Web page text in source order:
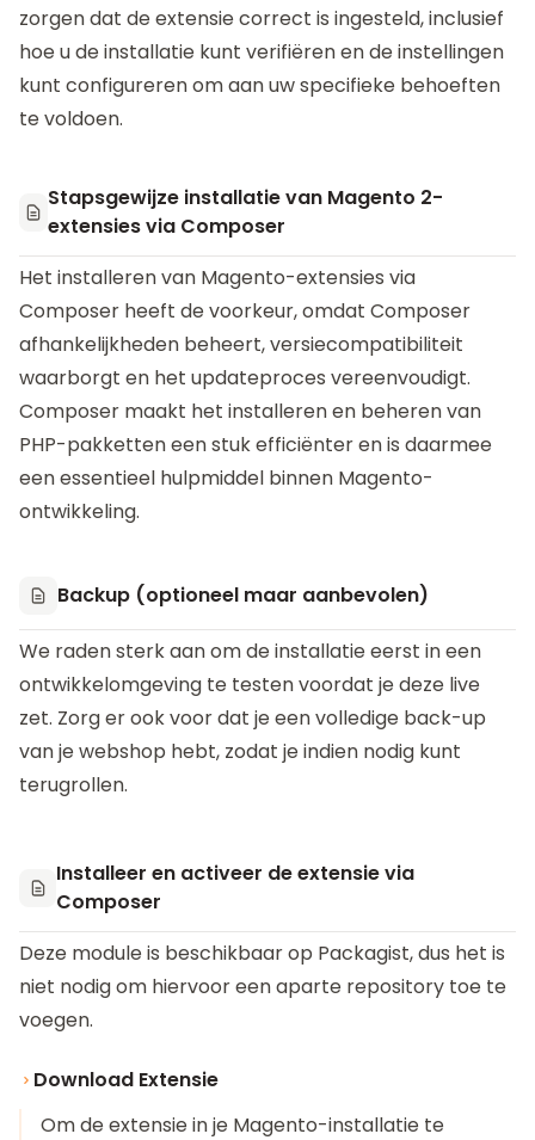
zorgen dat de extensie correct is ingesteld, inclusief
hoe u de installatie kunt verifiëren en de instellingen
kunt configureren om aan uw specifieke behoeften
te voldoen.
Stapsgewijze installatie van Magento 2-
extensies via Composer
Het installeren van Magento-extensies via
Composer heeft de voorkeur, omdat Composer
afhankelijkheden beheert, versiecompatibiliteit
waarborgt en het updateproces vereenvoudigt.
Composer maakt het installeren en beheren van
PHP-pakketten een stuk efficiënter en is daarmee
een essentieel hulpmiddel binnen Magento-
ontwikkeling.
Backup (optioneel maar aanbevolen)
We raden sterk aan om de installatie eerst in een
ontwikkelomgeving te testen voordat je deze live
zet. Zorg er ook voor dat je een volledige back-up
van je webshop hebt, zodat je indien nodig kunt
terugrollen.
Installeer en activeer de extensie via
Composer
Deze module is beschikbaar op Packagist, dus het is
niet nodig om hiervoor een aparte repository toe te
voegen.
Download Extensie
Om de extensie in je Magento-installatie te